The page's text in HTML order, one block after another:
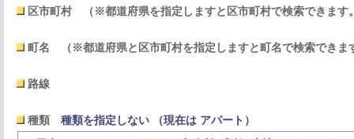
区市町村
（※都道府県を指定しますと区市町村で検索できます
町名 （※都道府県と区市町村を指定しますと町名で検索できま
路線
種類
種類を指定しない （現在は アパート）